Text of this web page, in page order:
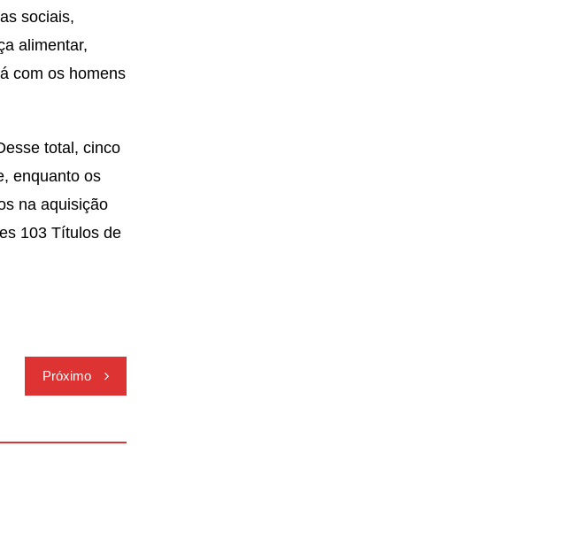
sociais,
alimentar,
com os homens
total, cinco
enquanto os
na aquisição
103 Títulos de
Próximo